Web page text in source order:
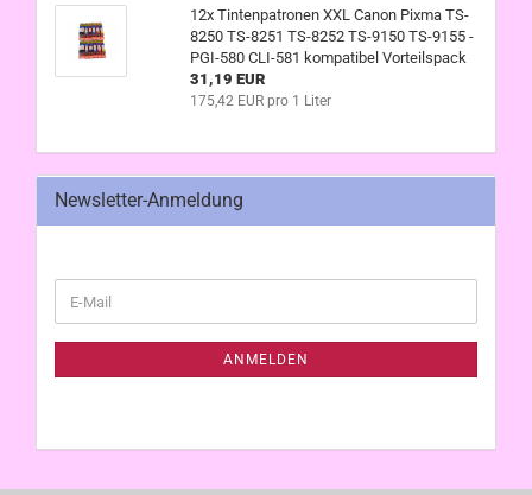
12x Tintenpatronen XXL Canon Pixma TS-
8250 TS-8251 TS-8252 TS-9150 TS-9155 -
PGI-580 CLI-581 kompatibel Vorteilspack
31,19 EUR
175,42 EUR pro 1 Liter
Newsletter-Anmeldung
ZUR
E-
Mail
ANMELDEN